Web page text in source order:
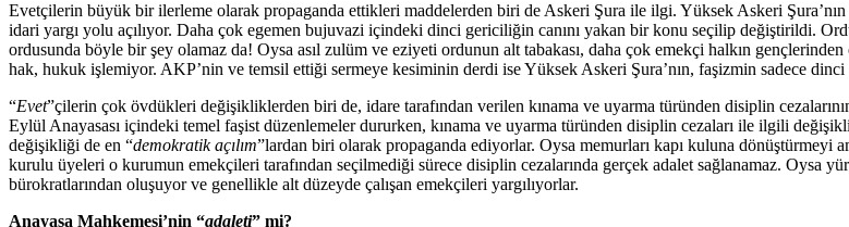
Evetçilerin büyük bir ilerleme olarak propaganda ettikleri maddelerden biri de Askeri Şura ile ilgi. Yüksek Askeri Şura’nın
idari yargı yolu açılıyor. Daha çok egemen bujuvazi içindeki dinci gericiliğin canını yakan bir konu seçilip değiştirildi.
ordusunda böyle bir şey olamaz da! Oysa asıl zulüm ve eziyeti ordunun alt tabakası, daha çok emekçi halkın
hak, hukuk işlemiyor. AKP’nin ve temsil ettiği sermeye kesiminin derdi ise Yüksek Askeri Şura’nın, faşizmin sadece dinci
“Evet”çilerin çok övdükleri değişikliklerden biri de, idare tarafından verilen kınama ve uyarma türünden disiplin
Eylül Anayasası içindeki temel faşist düzenlemeler dururken, kınama ve uyarma türünden disiplin cezaları ile ilgili
değişikliği de en “demokratik açılım”lardan biri olarak propaganda ediyorlar. Oysa memurları kapı kuluna
kurulu üyeleri o kurumun emekçileri tarafından seçilmediği sürece disiplin cezalarında gerçek adalet sağlanamaz.
bürokratlarından oluşuyor ve genellikle alt düzeyde çalışan emekçileri yargılıyorlar.
Anayasa Mahkemesi’nin “adaleti” mi?